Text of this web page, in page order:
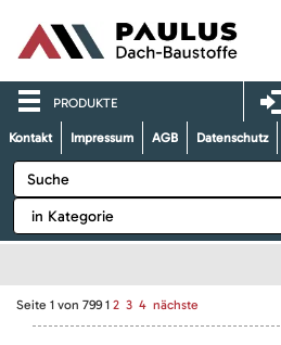
PRODUKTE
Kontakt Impressum AGB Datenschutz
Seite 1 von 799 1 2 3 4 nächste